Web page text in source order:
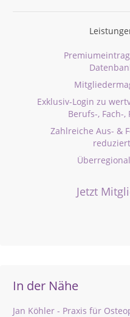
Exklusiv-Login zu
Berufs-, Fach-
Zahlreiche Aus- &
Jetzt
In der Nähe
Jan Köhler - Praxis für